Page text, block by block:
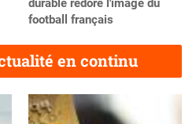
football français
en continu